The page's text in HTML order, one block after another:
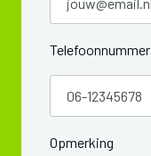
Telefoonnummer
Opmerking